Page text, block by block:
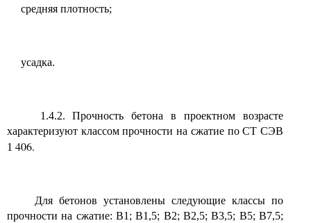
средняя плотность;
усадка.
1.4.2. Прочность бетона в проектном возрасте
характеризуют классом прочности на сжатие по СТ СЭВ
1 406.
Для бетонов установлены следующие классы по
прочности на сжатие: В1; В1,5; В2; В2,5; В3,5; В5; В7,5;